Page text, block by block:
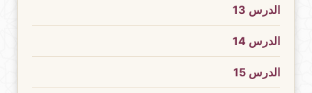
الدرس 13
الدرس 14
الدرس 15